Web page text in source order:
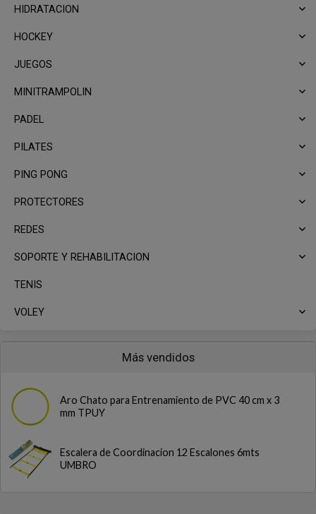
HIDRATACION
HOCKEY
JUEGOS
MINITRAMPOLIN
PADEL
PILATES
PING PONG
PROTECTORES
REDES
SOPORTE Y REHABILITACION
TENIS
VOLEY
Más vendidos
Aro Chato para Entrenamiento de PVC 40 cm x 3
mm TPUY
Escalera de Coordinacion 12 Escalones 6mts
UMBRO